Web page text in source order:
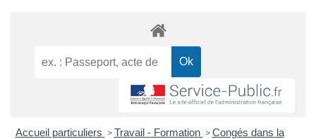
Accueil particuliers > Travail - Formation > Congés dans la